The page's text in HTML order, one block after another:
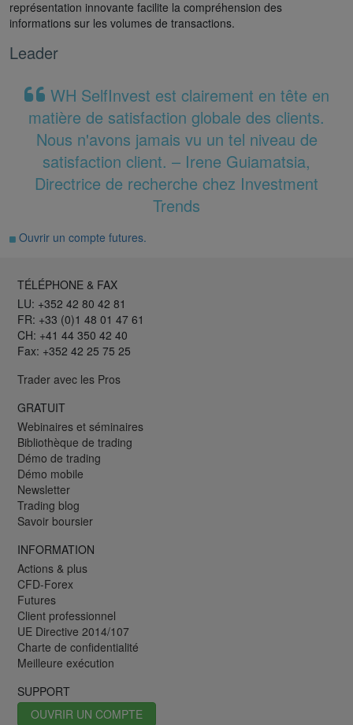
représentation innovante facilite la compréhension des
informations sur les volumes de transactions.
Leader
WH SelfInvest est clairement en tête en
matière de satisfaction globale des clients.
Nous n'avons jamais vu un tel niveau de
satisfaction client. – Irene Guiamatsia,
Directrice de recherche chez Investment
Trends
Ouvrir un compte futures.
TÉLÉPHONE & FAX
LU: +352 42 80 42 81
FR: +33 (0)1 48 01 47 61
CH: +41 44 350 42 40
Fax: +352 42 25 75 25
Trader avec les Pros
GRATUIT
Webinaires et séminaires
Bibliothèque de trading
Démo de trading
Démo mobile
Newsletter
Trading blog
Savoir boursier
INFORMATION
Actions & plus
CFD-Forex
Futures
Client professionnel
UE Directive 2014/107
Charte de confidentialité
Meilleure exécution
SUPPORT
OUVRIR UN COMPTE